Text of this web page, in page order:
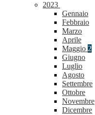
2023
Gennaio
Febbraio
Marzo
Aprile
Maggio 2
Giugno
Luglio
Agosto
Settembre
Ottobre
Novembre
Dicembre